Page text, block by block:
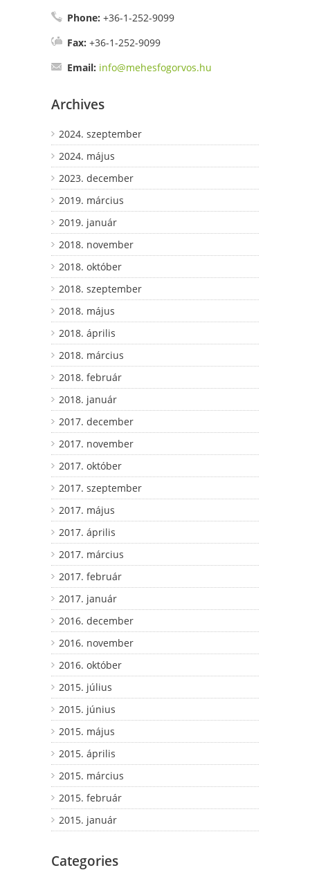
Phone: +36-1-252-9099
Fax: +36-1-252-9099
Email: info@mehesfogorvos.hu
Archives
2024. szeptember
2024. május
2023. december
2019. március
2019. január
2018. november
2018. október
2018. szeptember
2018. május
2018. április
2018. március
2018. február
2018. január
2017. december
2017. november
2017. október
2017. szeptember
2017. május
2017. április
2017. március
2017. február
2017. január
2016. december
2016. november
2016. október
2015. július
2015. június
2015. május
2015. április
2015. március
2015. február
2015. január
Categories